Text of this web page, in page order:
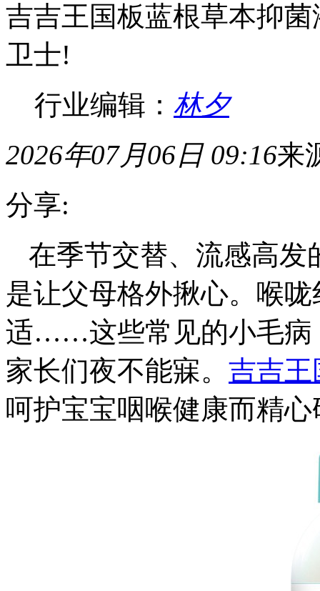
吉吉王国板蓝根草本抑
卫士!
行业编辑： 林夕
2026年07月06日 09:16来
分享:
在季节交替、流感高发
是让父母格外揪心。喉
适……这些常见的小毛病
家长们夜不能寐。 吉吉王
呵护宝宝咽喉健康而精